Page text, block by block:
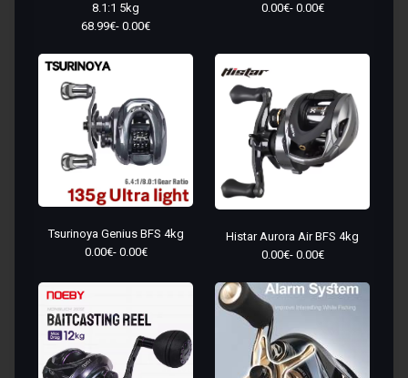
8.1:1 5kg
68.99€- 0.00€
0.00€- 0.00€
Tsurinoya Genius BFS 4kg
0.00€- 0.00€
Histar Aurora Air BFS 4kg
0.00€- 0.00€